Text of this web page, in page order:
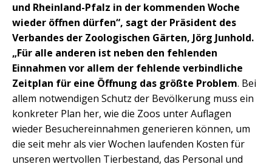
und Rheinland-Pfalz in der kommenden Woche
wieder öffnen dürfen“, sagt der Präsident des
Verbandes der Zoologischen Gärten, Jörg Junhold.
„Für alle anderen ist neben den fehlenden
Einnahmen vor allem der fehlende verbindliche
Zeitplan für eine Öffnung das größte Problem. Bei
allem notwendigen Schutz der Bevölkerung muss ein
konkreter Plan her, wie die Zoos unter Auflagen
wieder Besuchereinnahmen generieren können, um
die seit mehr als vier Wochen laufenden Kosten für
unseren wertvollen Tierbestand, das Personal und